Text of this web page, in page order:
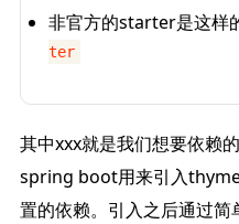
非官方的starter是这样
ter
其中xxx就是我们想要依赖
spring boot用来引入
置的依赖。引入之后通过